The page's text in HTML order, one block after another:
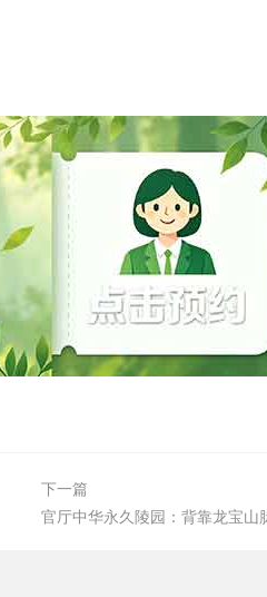
下一篇
官厅中华永久陵园：背靠龙宝山